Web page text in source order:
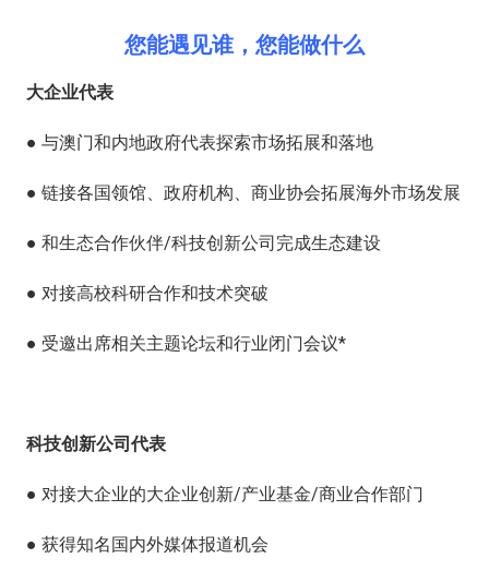
您能遇见谁，您能做什么
大企业代表
● 与澳门和内地政府代表探索市场拓展和落地
● 链接各国领馆、政府机构、商业协会拓展海外市场发展
● 和生态合作伙伴/科技创新公司完成生态建设
● 对接高校科研合作和技术突破
● 受邀出席相关主题论坛和行业闭门会议*
科技创新公司代表
● 对接大企业的大企业创新/产业基金/商业合作部门
● 获得知名国内外媒体报道机会